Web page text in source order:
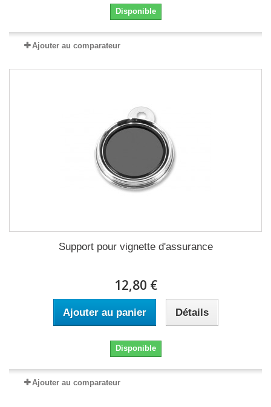
Disponible
Ajouter au comparateur
Support pour vignette d'assurance
12,80 €
Ajouter au panier Détails
Disponible
Ajouter au comparateur